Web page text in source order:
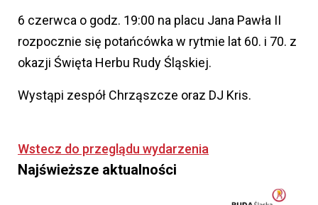
6 czerwca o godz. 19:00 na placu Jana Pawła II
rozpocznie się potańcówka w rytmie lat 60. i 70. z
okazji Święta Herbu Rudy Śląskiej.
Wystąpi zespół Chrząszcze oraz DJ Kris.
Wstecz do przeglądu wydarzenia
Najświeższe aktualności